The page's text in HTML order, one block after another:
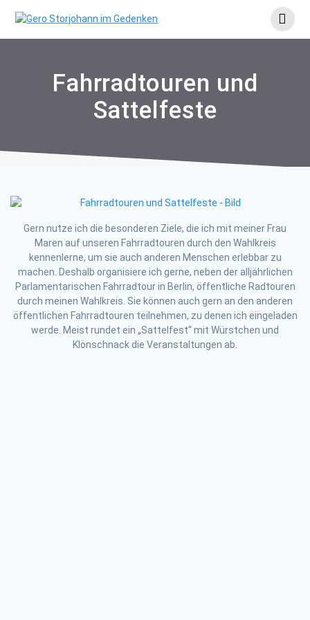
to
Fahrradtouren und
Sattelfeste
Gern nutze ich die besonderen Ziele, die ich mit meiner Frau
Maren auf unseren Fahrradtouren durch den Wahlkreis
kennenlerne, um sie auch anderen Menschen erlebbar zu
machen. Deshalb organisiere ich gerne, neben der alljährlichen
Parlamentarischen Fahrradtour in Berlin, öffentliche Radtouren
durch meinen Wahlkreis. Sie können auch gern an den anderen
öffentlichen Fahrradtouren teilnehmen, zu denen ich eingeladen
werde. Meist rundet ein „Sattelfest“ mit Würstchen und
Klönschnack die Veranstaltungen ab.